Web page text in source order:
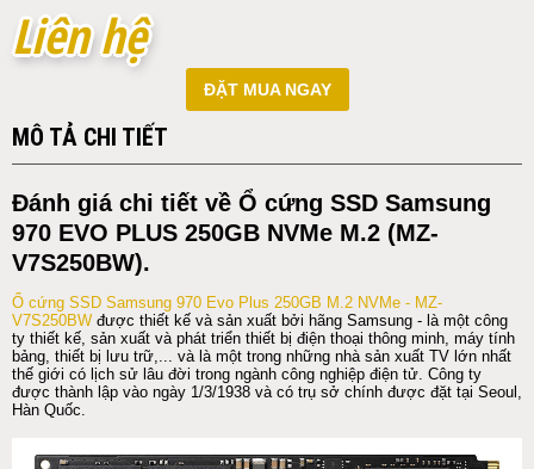
Liên hệ
Liên hệ
ĐẶT MUA NGAY
MÔ TẢ CHI TIẾT
Đánh giá chi tiết về Ổ cứng SSD Samsung
970 EVO PLUS 250GB NVMe M.2 (MZ-
V7S250BW).
Ổ cứng SSD Samsung 970 Evo Plus 250GB M.2 NVMe - MZ-
V7S250BW được thiết kế và sản xuất bởi hãng Samsung - là một công
ty thiết kế, sản xuất và phát triển thiết bị điện thoại thông minh, máy tính
bảng, thiết bị lưu trữ,... và là một trong những nhà sản xuất TV lớn nhất
thế giới có lịch sử lâu đời trong ngành công nghiệp điện tử. Công ty
được thành lập vào ngày 1/3/1938 và có trụ sở chính được đặt tại Seoul,
Hàn Quốc.